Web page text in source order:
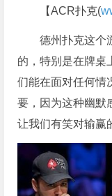
【ACR扑克(
德州扑克这个
的，特别是在牌桌
们能在面对任何情
要，因为这种幽默
让我们有笑对输赢